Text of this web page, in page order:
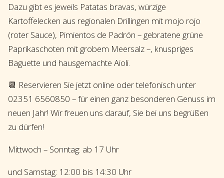
Dazu gibt es jeweils Patatas bravas, würzige
Kartoffelecken aus regionalen Drillingen mit mojo rojo
(roter Sauce), Pimientos de Padrón – gebratene grüne
Paprikaschoten mit grobem Meersalz –, knuspriges
Baguette und hausgemachte Aioli.
📆 Reservieren Sie jetzt online oder telefonisch unter
02351 6560850 – für einen ganz besonderen Genuss im
neuen Jahr! Wir freuen uns darauf, Sie bei uns begrüßen
zu dürfen!
Mittwoch – Sonntag: ab 17 Uhr
und Samstag: 12:00 bis 14:30 Uhr